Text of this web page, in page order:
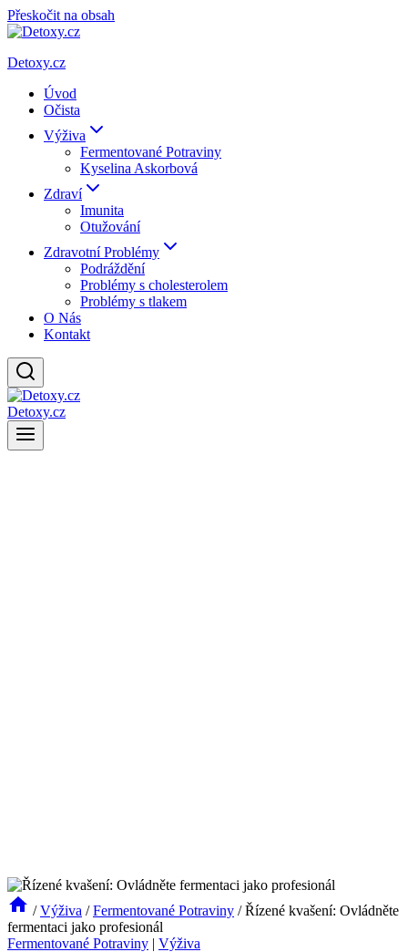
Přeskočit na obsah
Detoxy.cz
Úvod
Očista
Výživa
Fermentované Potraviny
Kyselina Askorbová
Zdraví
Imunita
Otužování
Zdravotní Problémy
Podráždění
Problémy s cholesterolem
Problémy s tlakem
O Nás
Kontakt
Detoxy.cz
/ Výživa / Fermentované Potraviny / Řízené kvašení: Ovládněte
fermentaci jako profesionál
Fermentované Potraviny | Výživa